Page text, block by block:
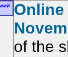
of the